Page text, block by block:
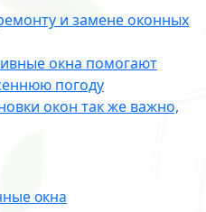
и замене оконных
окна помогают
погоду
окон так же важно,
окна